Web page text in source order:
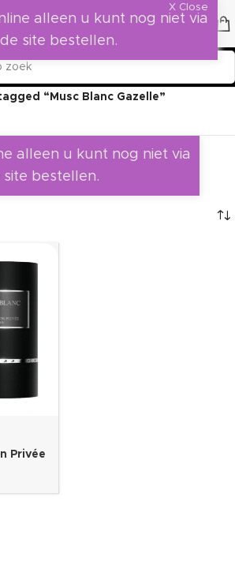
“Musc Blanc Gazelle”
alleen u kunt nog niet via
site bestellen.
Privée
X Close
alleen u kunt nog niet via
de site bestellen.